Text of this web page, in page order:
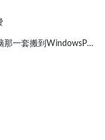
套搬到WindowsPC中